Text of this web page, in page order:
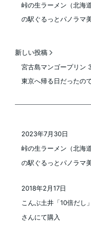
峠の生ラーメン（北海
の駅ぐるっとパノラマ
新しい投稿
宮古島マンゴープリン
東京へ帰る日だったの
峠の生ラーメン（北海
の駅ぐるっとパノラマ
2023年7月30日
こんぶ土井「10倍だし
さんにて購入
2018年2月17日